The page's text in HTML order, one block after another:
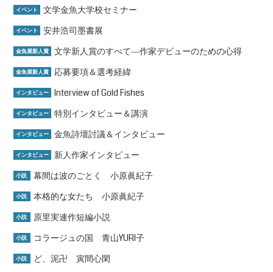
イベント 文学金魚大学校セミナー
イベント 安井浩司墨書展
金魚屋新人賞 文学新人賞のすべて―作家デビューのための心得
金魚屋新人賞 応募要項＆選考経緯
インタビュー Interview of Gold Fishes
インタビュー 特別インタビュー＆講演
インタビュー 金魚詩壇討議＆インタビュー
インタビュー 新人作家インタビュー
小説 幕間は波のごとく 小原眞紀子
小説 本格的な女たち 小原眞紀子
小説 原里実連作短編小説
小説 コラージュの国 青山YURI子
小説 ど、泥卍 寅間心閑